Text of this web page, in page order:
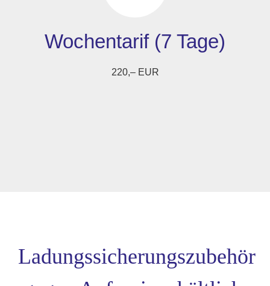
Wochentarif (7 Tage)
220,– EUR
Ladungssicherungszubehör